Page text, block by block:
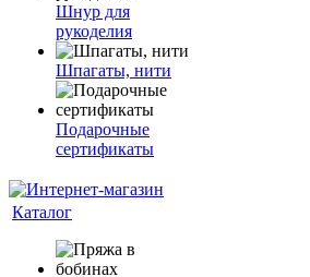
Шнур для
рукоделия
Шпагаты, нити
Подарочные
сертификаты
Каталог